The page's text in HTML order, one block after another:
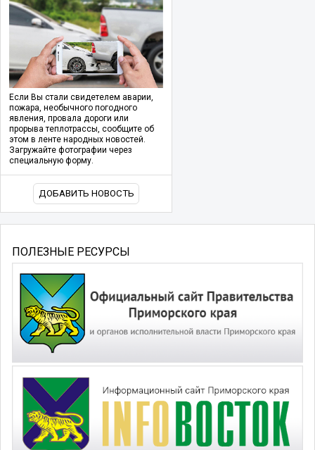
Если Вы стали свидетелем аварии,
пожара, необычного погодного
явления, провала дороги или
прорыва теплотрассы, сообщите об
этом в ленте народных новостей.
Загружайте фотографии через
специальную форму.
ДОБАВИТЬ НОВОСТЬ
ПОЛЕЗНЫЕ РЕСУРСЫ